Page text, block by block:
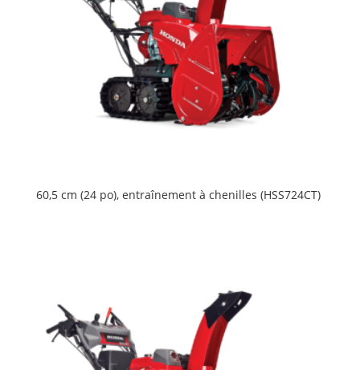
60,5 cm (24 po), entraînement à chenilles (HSS724CT)